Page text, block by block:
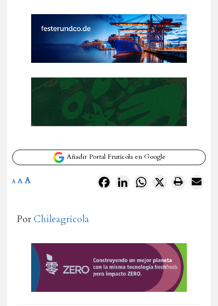
Añadir Portal Frutícola en Google
FacebookLinkedInWhatsApp
X
A A A
Por Chileagrícola